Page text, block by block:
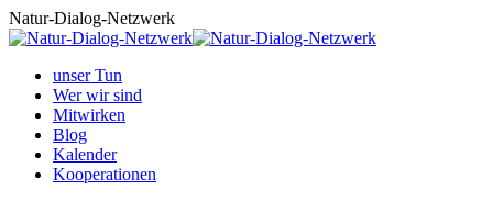
Zum
Inhalt
Natur-Dialog-Netzwerk
unser Tun
Wer wir sind
Mitwirken
Blog
Kalender
Kooperationen